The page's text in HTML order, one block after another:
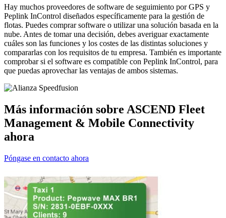
Hay muchos proveedores de software de seguimiento por GPS y
Peplink InControl diseñados específicamente para la gestión de
flotas. Puedes comprar software o utilizar una solución basada en la
nube. Antes de tomar una decisión, debes averiguar exactamente
cuáles son las funciones y los costes de las distintas soluciones y
compararlas con los requisitos de tu empresa. También es importante
comprobar si el software es compatible con Peplink InControl, para
que puedas aprovechar las ventajas de ambos sistemas.
Más información sobre ASCEND Fleet
Management & Mobile Connectivity
ahora
Póngase en contacto ahora